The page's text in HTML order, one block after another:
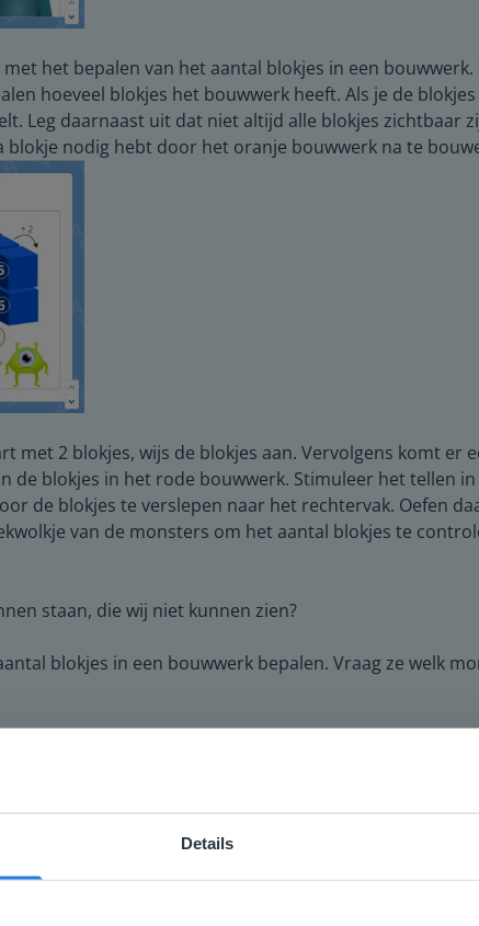
Details
het bepalen van het aantal blokjes in een
hoeveel blokjes het bouwwerk heeft. Als je de
Leg daarnaast uit dat niet altijd alle blokjes zichtbaar
nodig hebt door het oranje bouwwerk na te
met 2 blokjes, wijs de blokjes aan. Vervolgens komt er
de blokjes in het rode bouwwerk. Stimuleer het tellen
de blokjes te verslepen naar het rechtervak. Oefen
van de monsters om het aantal blokjes te
staan, die wij niet kunnen zien?
blokjes in een bouwwerk bepalen. Vraag ze welk
beeld te geven van wat ze kunnen verwachten in de
de slag met de verwerking van de les en de taak.
komt niet overeen met je locatie
denken we dat je misschien liever naar de website voor